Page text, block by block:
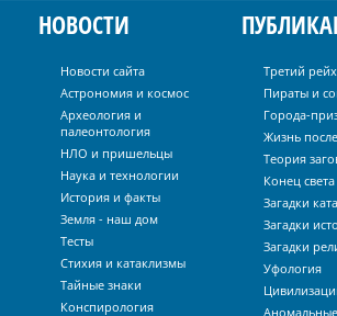
НОВОСТИ
Новости сайта
Астрономия и космос
Археология и
палеонтология
НЛО и пришельцы
Наука и технологии
История и факты
Земля - наш дом
Тесты
Стихия и катаклизмы
Тайные знаки
Конспирология
Третий рейх
Пираты и
Города-
Жизнь
Теория
Конец света
Загадки
Загадки
Загадки
Уфология